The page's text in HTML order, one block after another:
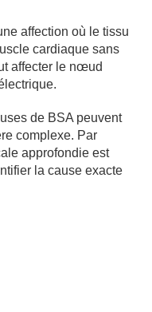
affection où le tissu
cardiaque sans
affecter le nœud
de BSA peuvent
complexe. Par
approfondie est
la cause exacte